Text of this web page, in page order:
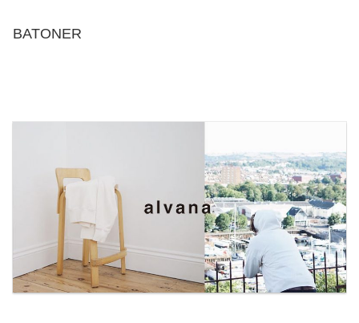
BATONER